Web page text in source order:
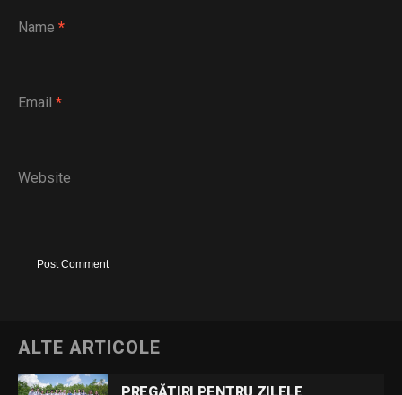
Name *
Email *
Website
ALTE ARTICOLE